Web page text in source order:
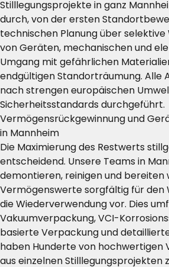
Stilllegungsprojekte in ganz
durch, von der ersten
technischen Planung über
von Geräten, mechanischen und
Umgang mit gefährlichen
endgültigen Standorträumung. Alle
nach strengen europäischen
Sicherheitsstandards durchgeführt.
Vermögensrückgewinnung und
in Mannheim
Die Maximierung des Restwerts
entscheidend. Unsere Teams in
demontieren, reinigen und
Vermögenswerte sorgfältig für den
die Wiederverwendung vor. Dies
Vakuumverpackung, VCI-
basierte Verpackung und
haben Hunderte von hochwertigen
aus einzelnen Stilllegungsprojekten